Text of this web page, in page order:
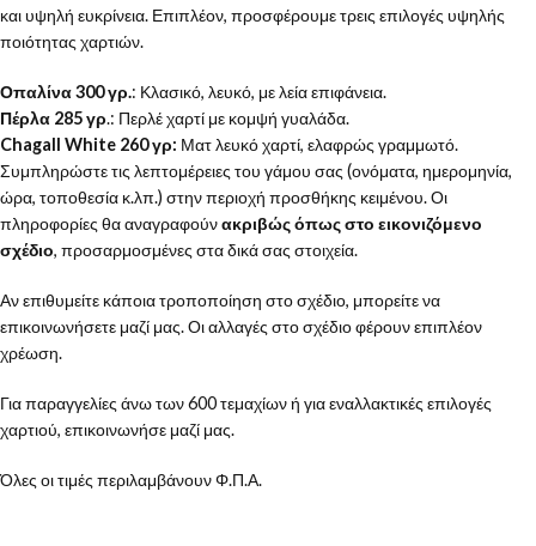
και υψηλή ευκρίνεια. Επιπλέον, προσφέρουμε τρεις επιλογές υψηλής
ποιότητας χαρτιών.
Οπαλίνα 300 γρ.: Κλασικό, λευκό, με λεία επιφάνεια.
Πέρλα 285 γρ.: Περλέ χαρτί με κομψή γυαλάδα.
Chagall White 260 γρ: Ματ λευκό χαρτί, ελαφρώς γραμμωτό.
Συμπληρώστε τις λεπτομέρειες του γάμου σας (ονόματα, ημερομηνία,
ώρα, τοποθεσία κ.λπ.) στην περιοχή προσθήκης κειμένου. Οι
πληροφορίες θα αναγραφούνακριβώς όπως στο εικονιζόμενο
σχέδιο, προσαρμοσμένες στα δικά σας στοιχεία.
Αν επιθυμείτε κάποια τροποποίηση στο σχέδιο, μπορείτε να
επικοινωνήσετε μαζί μας. Οι αλλαγές στο σχέδιο φέρουν επιπλέον
χρέωση.
Για παραγγελίες άνω των 600 τεμαχίων ή για εναλλακτικές επιλογές
χαρτιού, επικοινωνήσε μαζί μας.
Όλες οι τιμές περιλαμβάνουν Φ.Π.Α.